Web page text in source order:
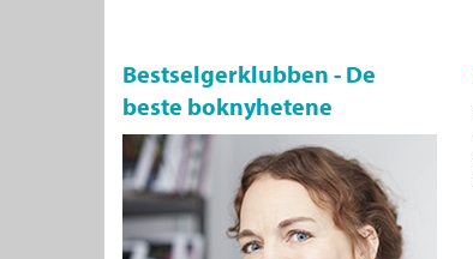
Bestselgerklubben - De
beste boknyhetene